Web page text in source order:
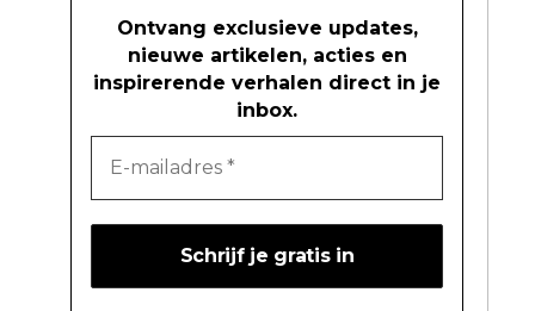
Ontvang exclusieve updates,
nieuwe artikelen, acties en
inspirerende verhalen direct in je
inbox.